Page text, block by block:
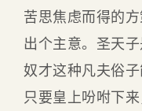
苦思焦虑而得的
出个主意。圣天
奴才这种凡夫俗
只要皇上吩咐下